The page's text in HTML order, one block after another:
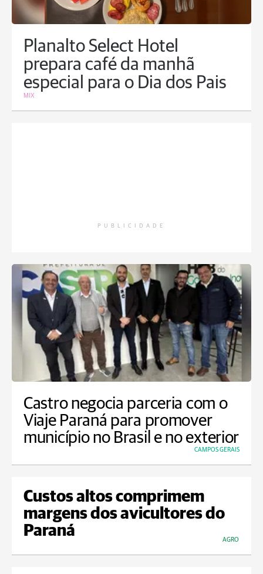
Planalto Select Hotel
prepara café da manhã
especial para o Dia dos Pais
MIX
PUBLICIDADE
Castro negocia parceria com o
Viaje Paraná para promover
município no Brasil e no exterior
CAMPOS GERAIS
Custos altos comprimem
margens dos avicultores do
Paraná
AGRO